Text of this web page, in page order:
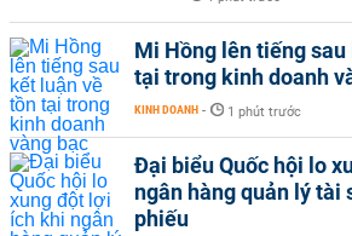
Mi Hồng lên tiếng
tại trong kinh doanh
KINH DOANH - 1 phút trước
Đại biểu Quốc hội lo
ngân hàng quản lý tài
phiếu